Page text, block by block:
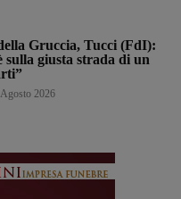
Gruccia, Tucci (FdI):
sulla giusta strada di un
2026